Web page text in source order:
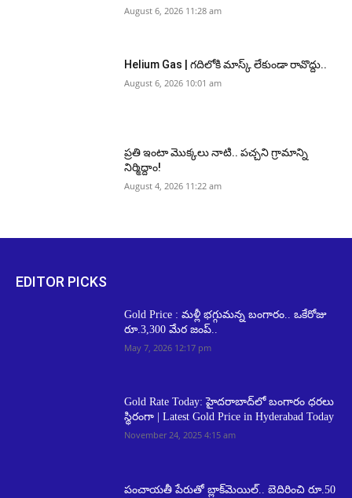
August 6, 2026 11:28 am
Helium Gas | గదిలోకి మాస్క్ లేకుండా రావొద్దు..
August 6, 2026 10:01 am
ప్రతి ఇంటా మొక్కలు నాటి.. పచ్చని గ్రామాన్ని
నిర్మిద్దాం!
August 4, 2026 11:22 am
EDITOR PICKS
Gold Price : మళ్లీ భగ్గుమన్న బంగారం.. ఒకేరోజు
రూ.3,300 మేర జంప్..
May 7, 2026 12:17 pm
Gold Rate Today: హైదరాబాద్‌లో బంగారం ధరలు
స్థిరంగా | Latest Gold Price in Hyderabad Today
November 24, 2025 4:15 am
పంచాయతీ పేరుతో బ్లాక్‌మెయిల్.. బెదిరించి రూ.50